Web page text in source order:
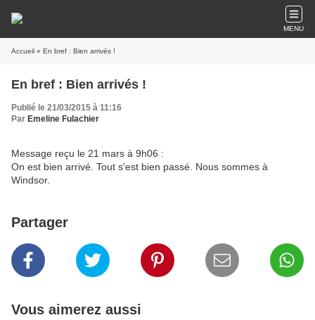
MENU
Accueil » En bref : Bien arrivés !
En bref : Bien arrivés !
Publié le 21/03/2015 à 11:16
Par Emeline Fulachier
Message reçu le 21 mars à 9h06 :
On est bien arrivé. Tout s'est bien passé. Nous sommes à
Windsor.
Partager
Vous aimerez aussi